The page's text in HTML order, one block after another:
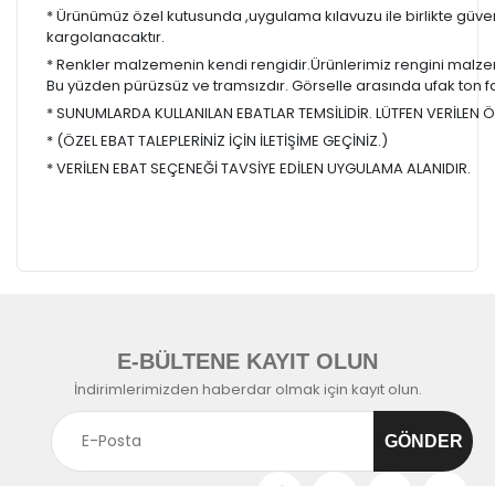
* Ürünümüz özel kutusunda ,uygulama kılavuzu ile birlikte
kargolanacaktır.
* Renkler malzemenin kendi rengidir.Ürünlerimiz rengini
Bu yüzden pürüzsüz ve tramsızdır. Görselle arasında ufak ton
* SUNUMLARDA KULLANILAN EBATLAR TEMSİLİDİR. LÜTFEN VERİLEN
* (ÖZEL EBAT TALEPLERİNİZ İÇİN İLETİŞİME GEÇİNİZ.)
* VERİLEN EBAT SEÇENEĞİ TAVSİYE EDİLEN UYGULAMA ALANIDIR.
E-BÜLTENE KAYIT OLUN
İndirimlerimizden haberdar olmak için kayıt olun.